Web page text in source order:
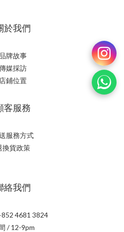
於我們
牌故事
媒採訪
店鋪位置
客服務
服務方式
換貨政策
絡我們
4681 3824
/ 12-9pm